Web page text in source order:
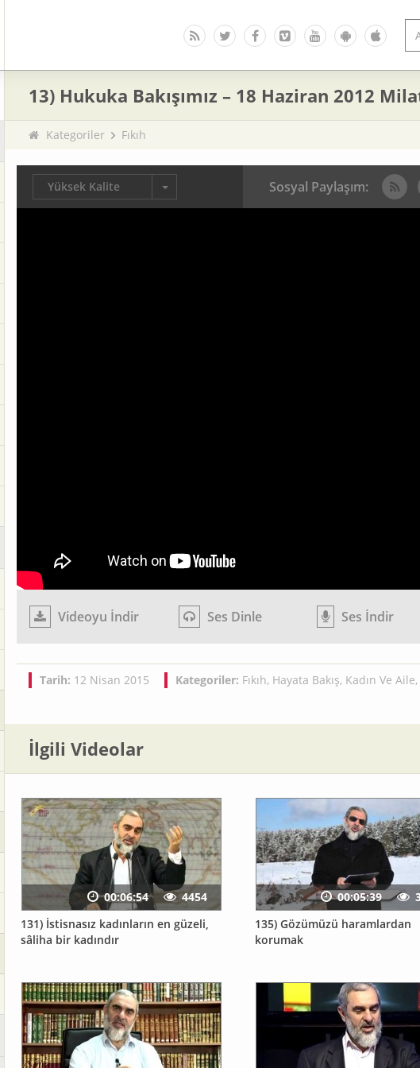
13) Hukuka Bakışımız – 18 Haziran 2012
Kategoriler Fıkıh
Yüksek Kalite Sosyal Paylaşım:
Videoyu İndir Ses Dinle Ses İndir
Tarih: 12 Nisan 2015 Kategoriler: Fıkıh, Hayata Bakış, Kadın Ve Aile,
İlgili Videolar
131) İstisnasız kadınların en güzeli,
sâliha bir kadındır
00:06:54
4454
135) Gözümüzü haramlardan
korumak
00:05:39